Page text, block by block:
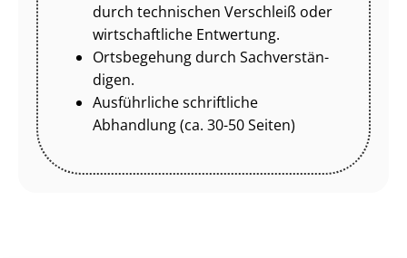
durch technischen Verschleiß oder
wirtschaftliche Entwertung.
Ortsbegehung durch Sach­ver­stän­
di­gen.
Ausführliche schriftliche
Abhandlung (ca. 30-50 Seiten)